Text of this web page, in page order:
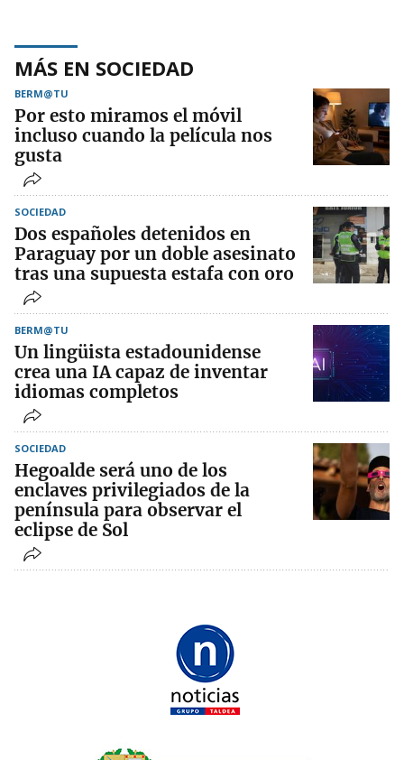
MÁS EN SOCIEDAD
BERM@TU
Por esto miramos el móvil
incluso cuando la película nos
gusta
SOCIEDAD
Dos españoles detenidos en
Paraguay por un doble asesinato
tras una supuesta estafa con oro
BERM@TU
Un lingüista estadounidense
crea una IA capaz de inventar
idiomas completos
SOCIEDAD
Hegoalde será uno de los
enclaves privilegiados de la
península para observar el
eclipse de Sol